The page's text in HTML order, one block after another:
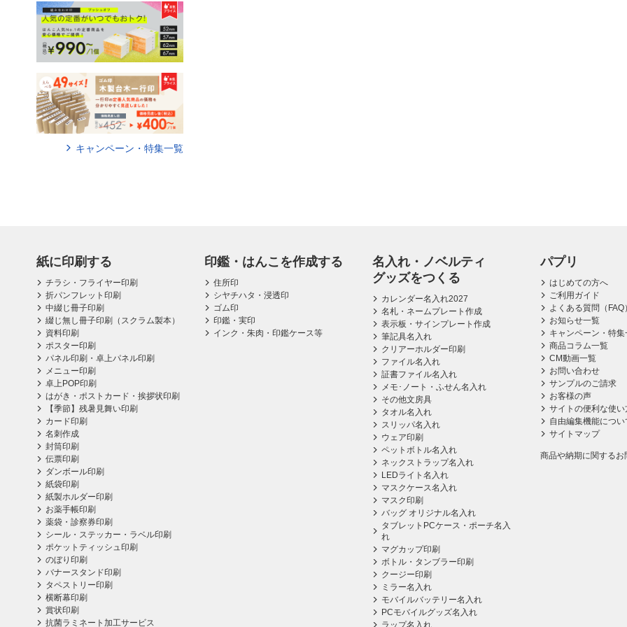
キャンペーン・特集一覧
紙に印刷する
チラシ・フライヤー印刷
折パンフレット印刷
中綴じ冊子印刷
綴じ無し冊子印刷（スクラム製本）
資料印刷
ポスター印刷
パネル印刷・卓上パネル印刷
メニュー印刷
卓上POP印刷
はがき・ポストカード・挨拶状印刷
【季節】残暑見舞い印刷
カード印刷
名刺作成
封筒印刷
伝票印刷
ダンボール印刷
紙袋印刷
紙製ホルダー印刷
お薬手帳印刷
薬袋・診察券印刷
シール・ステッカー・ラベル印刷
ポケットティッシュ印刷
のぼり印刷
バナースタンド印刷
タペストリー印刷
横断幕印刷
賞状印刷
抗菌ラミネート加工サービス
印鑑・はんこを作成する
住所印
シヤチハタ・浸透印
ゴム印
印鑑・実印
インク・朱肉・印鑑ケース等
名入れ・ノベルティ
グッズをつくる
カレンダー名入れ2027
名札・ネームプレート作成
表示板・サインプレート作成
筆記具名入れ
クリアーホルダー印刷
ファイル名入れ
証書ファイル名入れ
メモ･ノート・ふせん名入れ
その他文房具
タオル名入れ
スリッパ名入れ
ウェア印刷
ペットボトル名入れ
ネックストラップ名入れ
LEDライト名入れ
マスクケース名入れ
マスク印刷
バッグ オリジナル名入れ
タブレットPCケース・ポーチ名入
れ
マグカップ印刷
ボトル・タンブラー印刷
クージー印刷
ミラー名入れ
モバイルバッテリー名入れ
PCモバイルグッズ名入れ
パプリ
はじめての方へ
ご利用ガイド
よくある質問（FAQ
お知らせ一覧
キャンペーン・特集
商品コラム一覧
CM動画一覧
お問い合わせ
サンプルのご請求
お客様の声
サイトの便利な使い
自由編集機能につい
サイトマップ
商品や納期に関するお